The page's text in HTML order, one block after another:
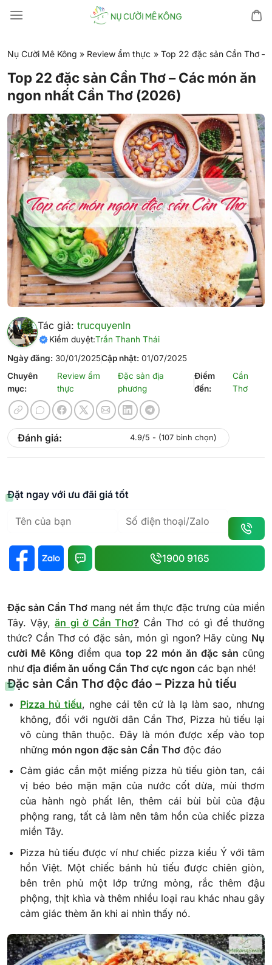
đến
dung
Nụ Cười Mê Kông » Review ẩm thực » Top 22 đặc sản Cần Thơ –
Top 22 đặc sản Cần Thơ – Các món ăn
ngon nhất Cần Thơ (2026)
Tác giả: trucquyenln
Kiểm duyệt:Trần Thanh Thái
Ngày đăng: 30/01/2025Cập nhật: 01/07/2025
Chuyên
mục:
Review ẩm
thực
Đặc sản địa
phương
Điểm
đến:
Cần
Thơ
Đánh giá: 4.9/5 - (107 bình chọn)
Đặt ngay với ưu đãi giá tốt
1900 9165
Đặc sản Cần Thơ mang nét ẩm thực đặc trưng của miền
Tây. Vậy,ăn gì ở Cần Thơ? Cần Thơ có gì để thưởng
thức? Cần Thơ có đặc sản, món gì ngon? Hãy cùng Nụ
cười Mê Kông điểm quatop 22 món ăn đặc sảncũng
như địa điểm ăn uống Cần Thơ cực ngon các bạn nhé!
Đặc sản Cần Thơ độc đáo – Pizza hủ tiếu
Pizza hủ tiếu, nghe cái tên cứ là lạ làm sao, nhưng
không, đối với người dân Cần Thơ, Pizza hủ tiếu lại
vô cùng thân thuộc. Đây là món được xếp vào top
những món ngon đặc sản Cần Thơđộc đáo
Cảm giác cắn một miếng pizza hủ tiếu giòn tan, cái
vị béo béo mặn mặn của nước cốt dừa, mùi thơm
của hành ngò phất lên, thêm cái bùi bùi của đậu
phộng rang, tất cả làm nên tâm hồn của chiếc pizza
miền Tây.
Pizza hủ tiếu được ví như chiếc pizza kiểu Ý với tâm
hồn Việt. Một chiếc bánh hủ tiếu được chiên giòn,
bên trên phủ một lớp trứng mỏng, rắc thêm đậu
phộng, thịt khìa và thêm nhiều loại rau khác nhau gây
cảm giác thèm ăn khi ai nhìn thấy nó.